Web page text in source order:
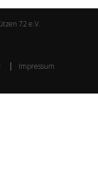
72 e.V.
Impressum